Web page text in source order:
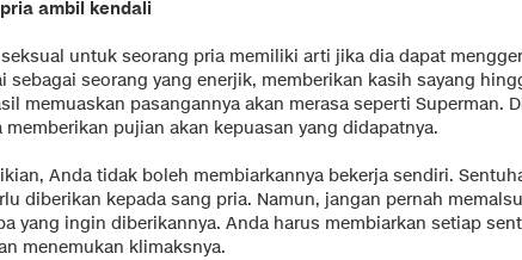
ambil kendali
untuk seorang pria memiliki arti jika dia dapat
sebagai seorang yang enerjik, memberikan kasih sayang
memuaskan pasangannya akan merasa seperti Superman.
memberikan pujian akan kepuasan yang didapatnya.
Anda tidak boleh membiarkannya bekerja sendiri.
diberikan kepada sang pria. Namun, jangan pernah
yang ingin diberikannya. Anda harus membiarkan setiap
menemukan klimaksnya.